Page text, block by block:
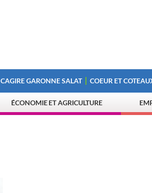
CAGIRE GARONNE SALAT COEUR ET
ÉCONOMIE ET AGRICULTURE